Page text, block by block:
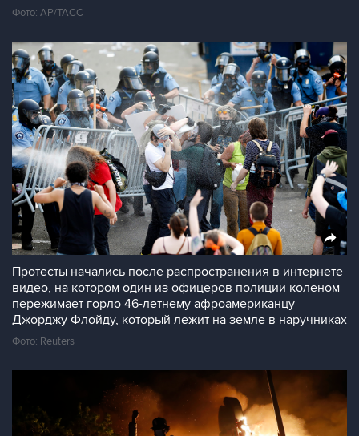
Фото: AP/ТАСС
Протесты начались после распространения в интернете
видео, на котором один из офицеров полиции коленом
пережимает горло 46-летнему афроамериканцу
Джорджу Флойду, который лежит на земле в наручниках
Фото: Reuters